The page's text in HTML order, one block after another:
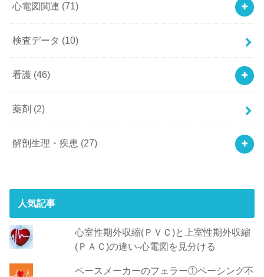
心電図関連 (71)
検査データ (10)
看護 (46)
薬剤 (2)
解剖生理・疾患 (27)
人気記事
心室性期外収縮(ＰＶＣ)と上室性期外収縮
(ＰＡＣ)の違い-心電図を見分ける
ペースメーカーのフェラー①ペーシング不